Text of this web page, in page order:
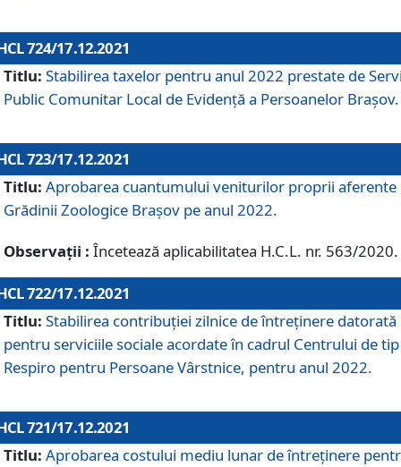
724/17.12.2021
Titlu: Stabilirea taxelor pentru anul 2022 prestate de
Public Comunitar Local de Evidență a Persoanelor Braşov.
723/17.12.2021
Titlu: Aprobarea cuantumului veniturilor proprii aferente
Grădinii Zoologice Braşov pe anul 2022.
Observații : Încetează aplicabilitatea H.C.L. nr. 563/2020.
722/17.12.2021
Titlu: Stabilirea contribuţiei zilnice de întreținere datorată
pentru serviciile sociale acordate în cadrul Centrului de tip
Respiro pentru Persoane Vârstnice, pentru anul 2022.
721/17.12.2021
Titlu: Aprobarea costului mediu lunar de întreţinere